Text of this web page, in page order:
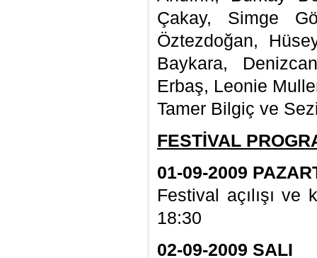
Çakay, Simge
Öztezdoğan,
Baykara,
Erbaş, Leonie
Tamer Bilgiç ve
FESTİVAL
01-09-2009
Festival açılışı
18:30
02-09-2009 SALI